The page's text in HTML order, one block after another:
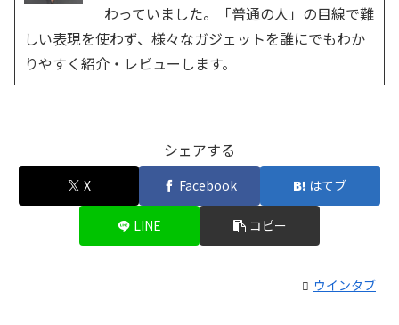
わっていました。「普通の人」の目線で難
しい表現を使わず、様々なガジェットを誰にでもわか
りやすく紹介・レビューします。
シェアする
X Facebook はてブ
LINE コピー
ウインタブ